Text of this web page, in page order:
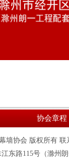
协会章程
墙协会 版权所有 联
东路115号（滁州